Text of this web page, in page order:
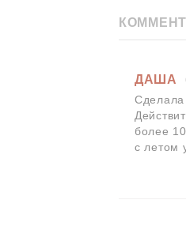
ДАША
Сделала
более
с летом